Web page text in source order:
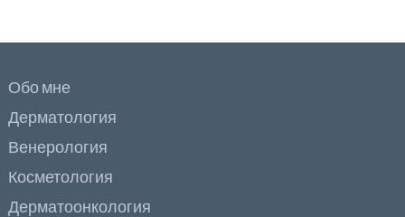
Обо мне
Дерматология
Венерология
Косметология
Дерматоонкология